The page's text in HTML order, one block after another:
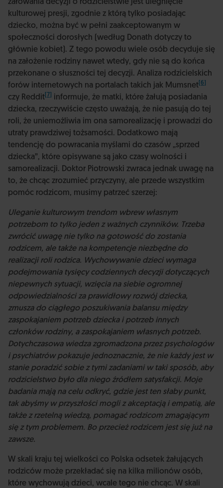
żałowania decyzji o rodzicielstwie jest ulegnięcie
kulturowej presji, zgodnie z którą tylko posiadając
dziecko, można być w pełni zaakceptowanym w
społeczności dorosłych (według Donath dotyczy to
głównie kobiet). Z tego powodu wiele osób decyduje się
na założenie rodziny nawet wtedy, gdy nie są do końca
przekonane o słuszności tej decyzji. Analiza rodzicielskich
forów internetowych na portalach takich jak Mumsnet [6]
czy Reddit [7]
informuje, że matki, które żałują posiadania
dziecka, rzeczywiście często uważają, że nie pasują do tej
roli, że uniemożliwia im ona samorealizację i prowadzi do
utraty prawdziwej tożsamości. Dodatkowo mają
tendencję do powracania myślami do czasów „sprzed
dziecka”, które opisywane są jako czasy wolności i
samorealizacji. Doktor Piotrowski zwraca jednak uwagę na
to, że chcąc zrozumieć przyczyny, ale przede wszystkim
pomóc rodzicom, musimy patrzeć szerzej:
Uleganie kulturowym trendom wbrew własnym
potrzebom to tylko jeden z ważnych czynników. Trzeba
zwrócić uwagę nie tylko na gotowość do zostania
rodzicem, ale także na kompetencje niezbędne do
realizacji roli rodzica. Wychowywanie dzieci wymaga
podejmowania tysięcy codziennych decyzji dotyczących
niepewnych sytuacji, wzięcia na siebie ogromnej
odpowiedzialności za prawidłowy rozwój dziecka,
zmusza do ciągłego poszukiwania balansu między
zaspokajaniem potrzeb dziecka i potrzeb innych
członków rodziny, a zaspokajaniem własnych potrzeb.
Dotychczasowa wiedza zgromadzona przez psychologów
i psychiatrów pokazuje jednoznacznie, że nie każdy jest w
stanie poradzić sobie z tymi zadaniami w taki sposób, aby
rodzicielstwo było dla niego źródłem satysfakcji. Moje
badania mają na celu odkryć, gdzie jest ten słaby punkt,
tak abyśmy w przyszłości mogli z akceptacją i empatią, ale
także z rzetelną wiedzą, pomagać rodzicom zmagającym
się z tym problemem. Bo przecież rodzicem jest się już na
zawsze.
W skali kraju tej wielkości co Polska odsetek żałujących
rodziców może przekładać się na kilka milionów osób,
które wychowują dzieci, wcale tego nie chcąc. W skali